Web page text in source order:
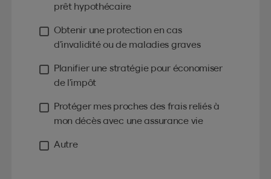
prêt hypothécaire
Obtenir une protection en cas
d’invalidité ou de maladies graves
Planifier une stratégie pour économiser
de l’impôt
Protéger mes proches des frais reliés à
mon décès avec une assurance vie
Autre